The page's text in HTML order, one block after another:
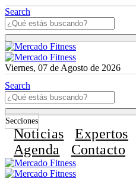
Search
Viernes, 07 de Agosto de 2026
Search
Secciones
Noticias Expertos
Agenda
Contacto